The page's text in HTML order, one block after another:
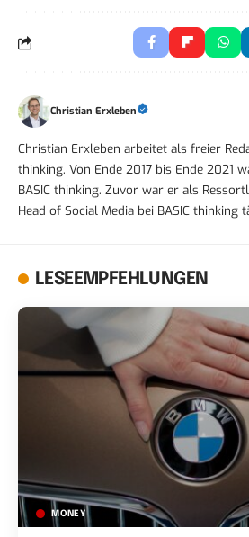
Christian Erxleben
Christian Erxleben arbeitet als freier
thinking. Von Ende 2017 bis Ende 2021
BASIC thinking. Zuvor war er als
Head of Social Media bei BASIC thinking
LESEEMPFEHLUNGEN
MONEY